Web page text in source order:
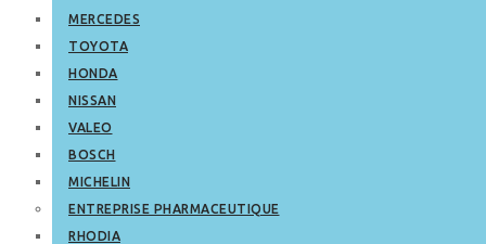
MERCEDES
TOYOTA
HONDA
NISSAN
VALEO
BOSCH
MICHELIN
ENTREPRISE PHARMACEUTIQUE
RHODIA